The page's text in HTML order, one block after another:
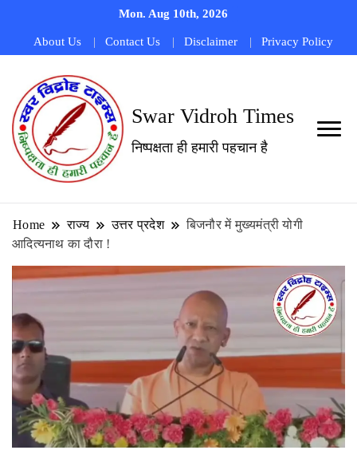
Mon. Aug 10th, 2026
About Us Contact Us Disclaimer Privacy Policy
Swar Vidroh Times
निष्पक्षता ही हमारी पहचान है
Home राज्य उत्तर प्रदेश
बिजनौर में मुख्यमंत्री योगी
आदित्यनाथ का दौरा !